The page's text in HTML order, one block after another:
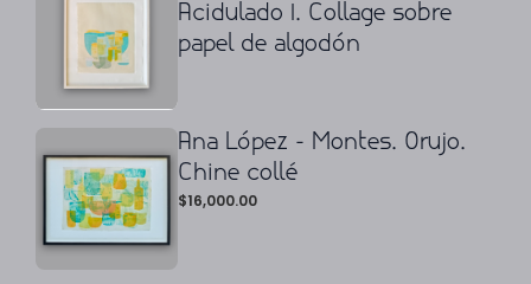
Acidulado I. Collage sobre
papel de algodón
Ana López - Montes. Orujo.
Chine collé
$16,000.00